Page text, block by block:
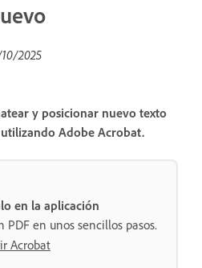
2025
y posicionar nuevo texto
Adobe Acrobat.
en la aplicación
PDF en unos sencillos pasos.
Acrobat